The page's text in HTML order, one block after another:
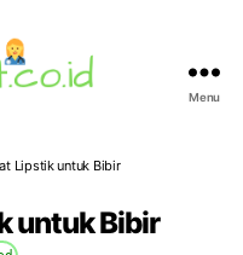
Menu
Lipstik untuk Bibir
untuk Bibir